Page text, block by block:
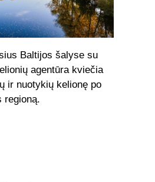
Baltijos šalyse su
agentūra kviečia
ir nuotykių kelionę po
regioną.